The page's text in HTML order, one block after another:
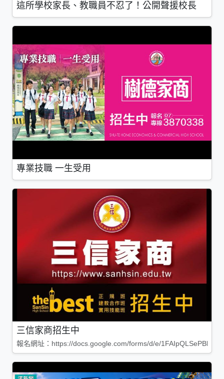
這所學校家長、教職員不忍了！公開聲援校長
專業技職 一生受用
三信家商招生中
報名網址：https://docs.google.com/forms/d/e/